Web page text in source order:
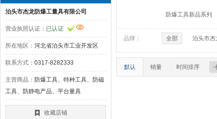
泊头市杰龙防爆工量具有限公司
营业执照认证： 已认证
所在地区： 河北省泊头市工业开发区
联系方式： 0317-8282333
主营商品： 防爆工具、特种工具、防磁
工具、防静电产品、平台量具
收藏店铺
防爆工具新品系列
品牌： 全部 泊头市杰
默认 销量 时间排序